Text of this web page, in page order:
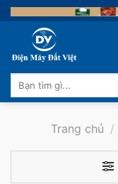
Skip
to
content
Tìm
kiếm:
Trang chủ /